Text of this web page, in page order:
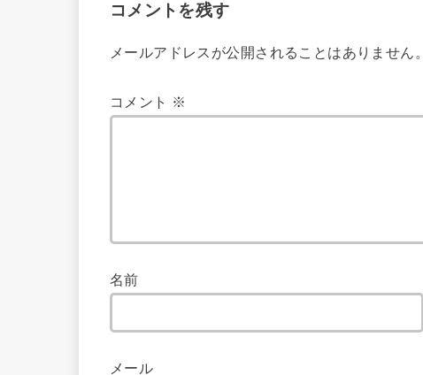
コメントを残す
メールアドレスが公開されることはありません。
コメント ※
名前
メール